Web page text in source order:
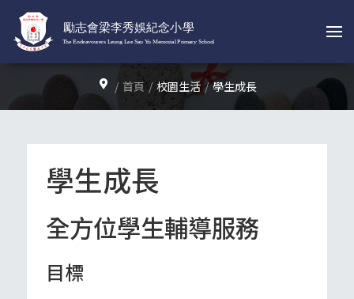
首頁 校園生活 學生成長
學生成長
全方位學生輔導服務
目標